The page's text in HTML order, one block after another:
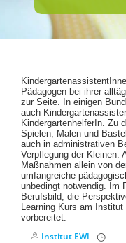
Pädagogen bei ihrer
zur Seite. In einigen
auch
KindergartenhelferIn. Zu
Spielen, Malen und
auch in administrativen
Verpflegung der Kleinen.
Maßnahmen allein von
umfangreiche
unbedingt notwendig. Im
Berufsbild, die
Learning Kurs am
vorbereitet.
Institut EWI